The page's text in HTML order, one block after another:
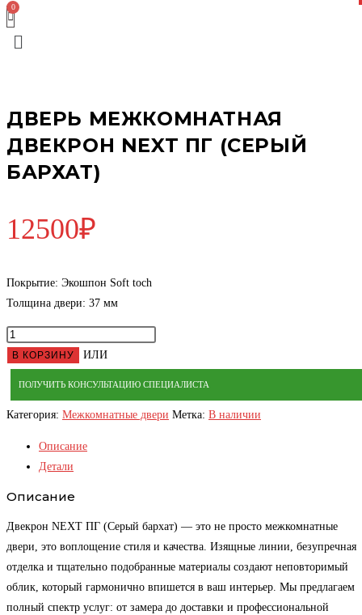
Меню
ДВЕРЬ МЕЖКОМНАТНАЯ
ДВЕКРОН NEXT ПГ (СЕРЫЙ
БАРХАТ)
12500₽
Покрытие: Экошпон Soft toch
Толщина двери: 37 мм
Количество
товара
Двекрон
(Серый
бархат)
В КОРЗИНУ ИЛИ
ПОЛУЧИТЬ КОНСУЛЬТАЦИЮ СПЕЦИАЛИСТА
Категория: Межкомнатные двери Метка: В наличии
Описание
Детали
Описание
Двекрон NEXT ПГ (Серый бархат) — это не просто межкомнатные
двери, это воплощение стиля и качества. Изящные линии, безупречная
отделка и тщательно подобранные материалы создают неповторимый
облик, который гармонично впишется в ваш интерьер. Мы предлагаем
полный спектр услуг: от замера до доставки и профессиональной